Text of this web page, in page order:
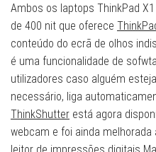
Ambos os laptops ThinkPad
de 400 nit que oferece
conteúdo do ecrã de olhos
é uma funcionalidade de
utilizadores caso alguém
necessário, liga
ThinkShutter está agora
webcam e foi ainda